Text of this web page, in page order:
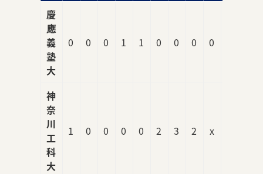
慶
應
義
塾
大
0 0 0 1 1 0 0 0 0
神
奈
川
工
科
大
1 0 0 0 0 2 3 2 x